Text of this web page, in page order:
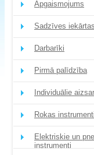
Apgaismojums
Sadzīves iekārtas
Darbarīki
Pirmā palīdzība
Individuālie
Rokas instrumenti
Elektriskie un
instrumenti